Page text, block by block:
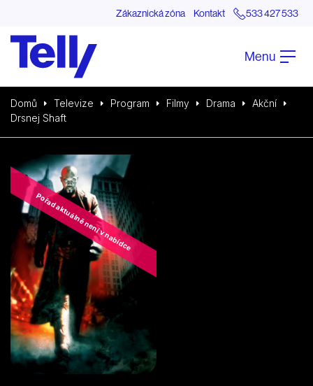
Zákaznická zóna Kontakt 533 427 533
Menu
Domů Televize Program Filmy Drama
Akční
Drsnej Shaft
Pořad aktuálně není v nabídce